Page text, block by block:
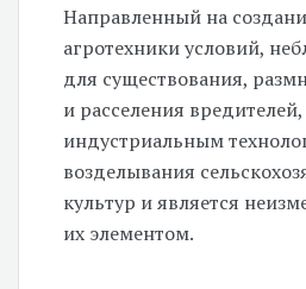
Направленный на
агротехники условий,
для существования,
и расселения вредителей,
индустриальным
возделывания
культур и является
их элементом.